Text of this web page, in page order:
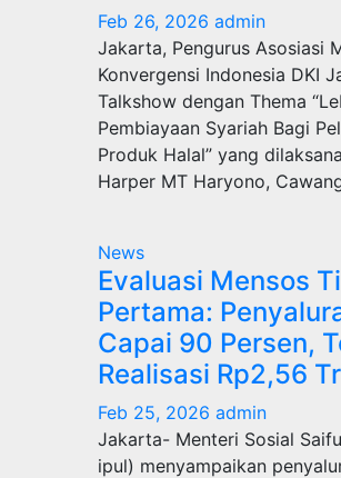
Feb 26, 2026 admin
Jakarta, Pengurus Asosiasi
Konvergensi Indonesia DKI
Talkshow dengan Thema
Pembiayaan Syariah Bagi
Produk Halal” yang
Harper MT Haryono,
News
Evaluasi Mensos
Pertama:
Capai 90 Persen,
Realisasi Rp2,56
Feb 25, 2026 admin
Jakarta- Menteri Sosial
ipul) menyampaikan